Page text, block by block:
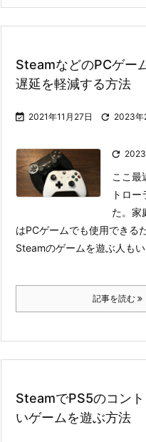
SteamなどのPCゲー
遅延を軽減する方法
 2021年11月27日  2023年

ここ最
トロ
た。家
はPCゲームでも使用できる
Steamのゲームを遊ぶ人もい
記事を読む
SteamでPS5のコン
いゲームを遊ぶ方法